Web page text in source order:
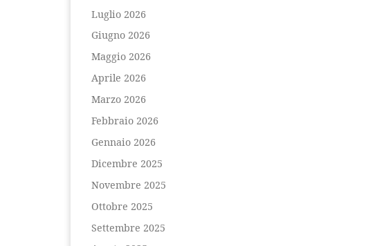
Luglio 2026
Giugno 2026
Maggio 2026
Aprile 2026
Marzo 2026
Febbraio 2026
Gennaio 2026
Dicembre 2025
Novembre 2025
Ottobre 2025
Settembre 2025